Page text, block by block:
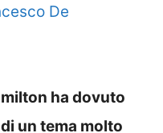
De
ha dovuto
un tema molto